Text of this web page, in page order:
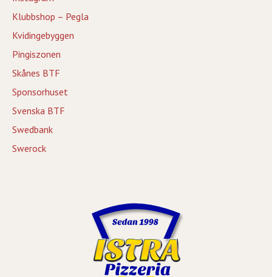
Klubbshop – Pegla
Kvidingebyggen
Pingiszonen
Skånes BTF
Sponsorhuset
Svenska BTF
Swedbank
Swerock